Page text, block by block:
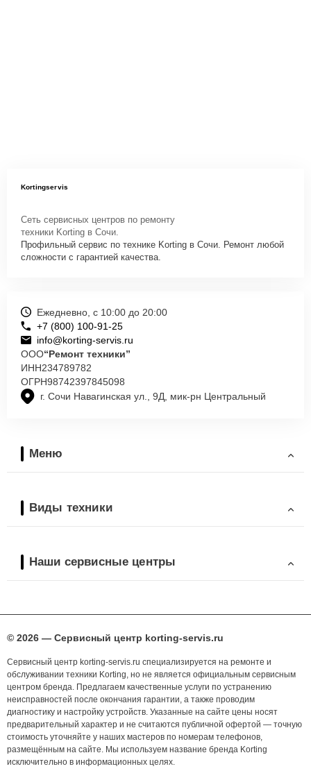
Kortingservis
Сеть сервисных центров по ремонту
техники Korting в Сочи.
Профильный сервис по технике Korting в Сочи. Ремонт любой
сложности с гарантией качества.
г. Сочи Навагинская ул., 9Д, мик-рн Центральный
Ежедневно, с 10:00 до 20:00
+7 (800) 100-91-25
info@korting-servis.ru
ООО“Ремонт техники”
ИНН234789782
ОГРН98742397845098
Меню
Виды техники
Наши сервисные центры
© 2026 — Сервисный центр korting-servis.ru
Сервисный центр korting-servis.ru специализируется на ремонте и
обслуживании техники Korting, но не является официальным сервисным
центром бренда. Предлагаем качественные услуги по устранению
неисправностей после окончания гарантии, а также проводим
диагностику и настройку устройств. Указанные на сайте цены носят
предварительный характер и не считаются публичной офертой — точную
стоимость уточняйте у наших мастеров по номерам телефонов,
размещённым на сайте. Мы используем название бренда Korting
исключительно в информационных целях.